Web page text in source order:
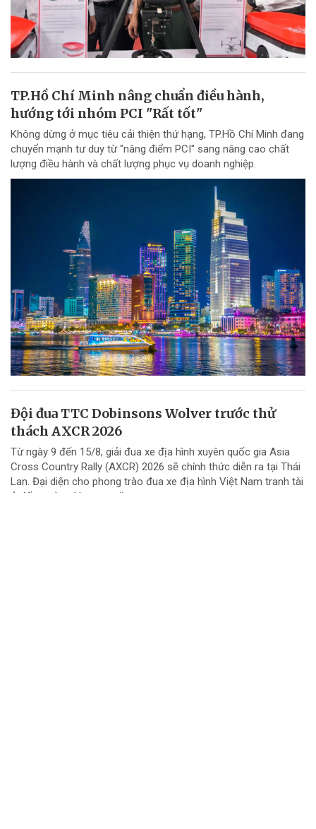
TP.Hồ Chí Minh nâng chuẩn điều hành,
hướng tới nhóm PCI "Rất tốt"
Không dừng ở mục tiêu cải thiện thứ hạng, TP.Hồ Chí Minh đang
chuyển mạnh tư duy từ "nâng điểm PCI" sang nâng cao chất
lượng điều hành và chất lượng phục vụ doanh nghiệp.
Đội đua TTC Dobinsons Wolver trước thử
thách AXCR 2026
Từ ngày 9 đến 15/8, giải đua xe địa hình xuyên quốc gia Asia
Cross Country Rally (AXCR) 2026 sẽ chính thức diễn ra tại Thái
Lan. Đại diện cho phong trào đua xe địa hình Việt Nam tranh tài
ở đấu trường khu vực năm...